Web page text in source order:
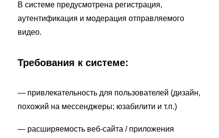
В системе предусмотрена регистрация,
аутентификация и модерация отправляемого
видео.
Требования к системе:
— привлекательность для пользователей (дизайн,
похожий на мессенджеры; юзабилити и т.п.)
— расширяемость веб-сайта / приложения